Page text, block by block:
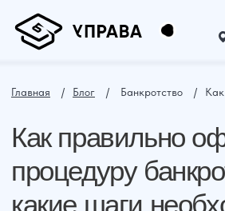
Выбрать город
Как правильно оформить
процедуру банкротства и
какие шаги необходимо
предпринять